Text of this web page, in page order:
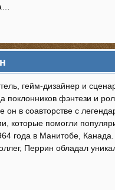
гейм-дизайнер и
поклонников фэнтези и
в соавторстве с
которые помогли
года в Манитобе,
Перрин обладал